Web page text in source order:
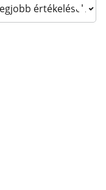
Sort reviews